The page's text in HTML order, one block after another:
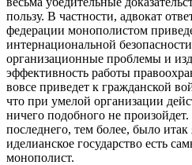
пользу. В частности, адвокат
федерации монополистом
интернациональной
организационные проблемы и
эффективность работы
вовсе приведет к гражданской
что при умелой организации
ничего подобного не
последнего, тем более, было
иделианское государство есть
монополист.